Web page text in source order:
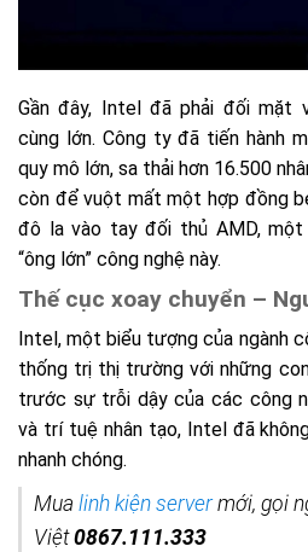
Gần đây, Intel đã phải đối mặt
cùng lớn. Công ty đã tiến hành
quy mô lớn, sa thải hơn 16.500
còn để vuột mất một hợp đồng
đô la vào tay đối thủ AMD,
“ông lớn” công nghệ này.
Thế cục xoay chuyển –
Intel, một biểu tượng của ngành
thống trị thị trường với những
trước sự trỗi dậy của các công
và trí tuệ nhân tạo, Intel đã
nhanh chóng.
Mua linh kiện servermới, gọi
Việt 0867.111.333